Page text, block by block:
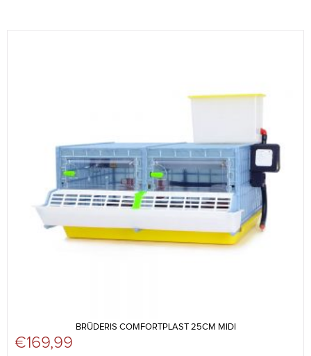
BRŪDERIS COMFORTPLAST 25CM MIDI
€169,99